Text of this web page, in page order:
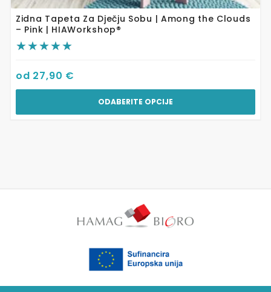
Zidna Tapeta Za Dječju Sobu | Among the Clouds
– Pink | HIAWorkshop®
od 27,90 €
ODABERITE OPCIJE